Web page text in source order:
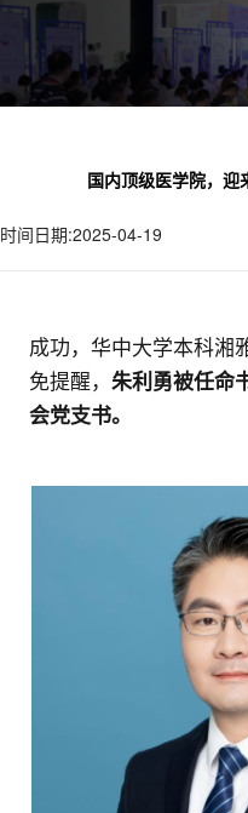
国内顶级医学院，迎
时间日期:2025-04-19
成功，华中大学本科湘
免提醒， 朱利勇被任命
会党支书。